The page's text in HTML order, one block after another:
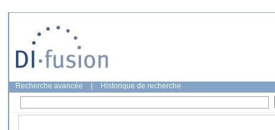
Recherche avancée Historique de recherche